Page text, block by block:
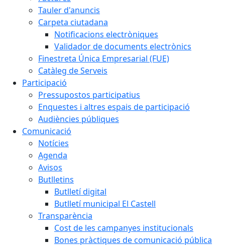
Tauler d'anuncis
Carpeta ciutadana
Notificacions electròniques
Validador de documents electrònics
Finestreta Única Empresarial (FUE)
Catàleg de Serveis
Participació
Pressupostos participatius
Enquestes i altres espais de participació
Audiències públiques
Comunicació
Notícies
Agenda
Avisos
Butlletins
Butlletí digital
Butlletí municipal El Castell
Transparència
Cost de les campanyes institucionals
Bones pràctiques de comunicació pública